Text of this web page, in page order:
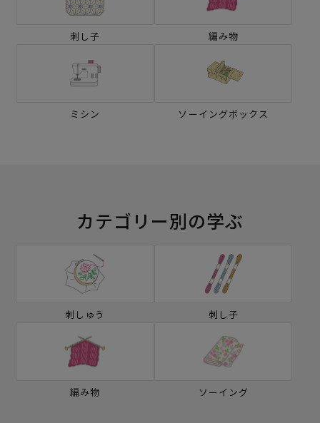
刺し子 編み物
ミシン ソーイングボックス
カテゴリー別の学ぶ
刺しゅう 刺し子
編み物 ソーイング